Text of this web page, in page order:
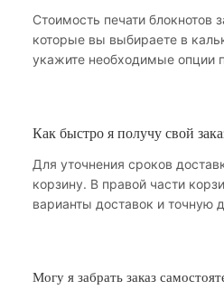
Стоимость печати блокнотов
которые вы выбираете в
укажите необходимые опции
Как быстро я получу свой
Для уточнения сроков
корзину. В правой части
варианты доставок и точную
Могу я забрать заказ